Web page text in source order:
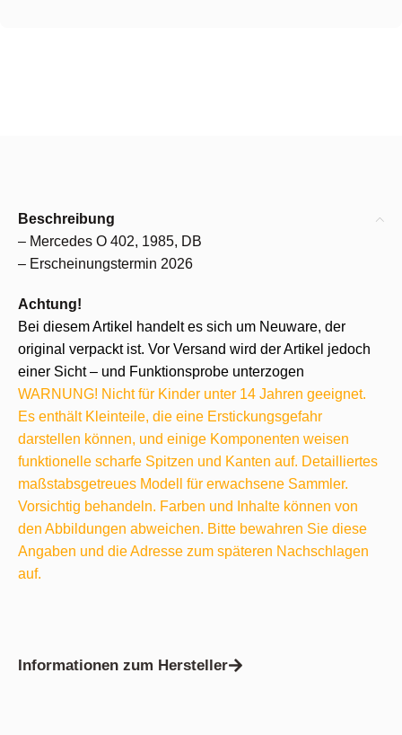
Beschreibung
– Mercedes O 402, 1985, DB
– Erscheinungstermin 2026
Achtung!
Bei diesem Artikel handelt es sich um Neuware, der
original verpackt ist. Vor Versand wird der Artikel jedoch
einer Sicht – und Funktionsprobe unterzogen
WARNUNG! Nicht für Kinder unter 14 Jahren geeignet.
Es enthält Kleinteile, die eine Erstickungsgefahr
darstellen können, und einige Komponenten weisen
funktionelle scharfe Spitzen und Kanten auf. Detailliertes
maßstabsgetreues Modell für erwachsene Sammler.
Vorsichtig behandeln. Farben und Inhalte können von
den Abbildungen abweichen. Bitte bewahren Sie diese
Angaben und die Adresse zum späteren Nachschlagen
auf.
Informationen zum Hersteller